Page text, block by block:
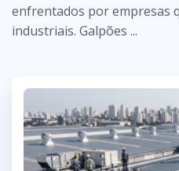
enfrentados por empresas
industriais. Galpões ...